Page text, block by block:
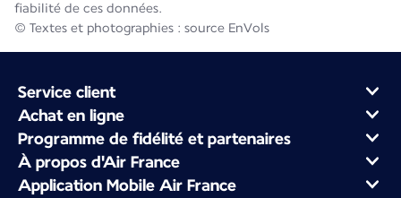
fiabilité de ces données.
© Textes et photographies : source EnVols
Service client
Achat en ligne
Programme de fidélité et partenaires
À propos d'Air France
Application Mobile Air France